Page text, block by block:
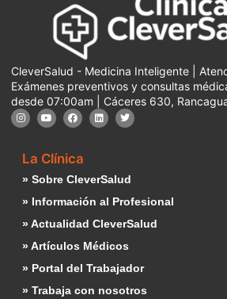
CleverSalud - Medicina Inteligente |
Exámenes preventivos y consultas
desde 07:00am | Cáceres 630,
La Clínica
» Sobre CleverSalud
» Información al Profesional
» Actualidad CleverSalud
» Artículos Médicos
» Portal del Trabajador
» Trabaja con nosotros